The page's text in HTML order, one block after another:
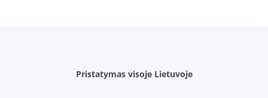
Pristatymas visoje Lietuvoje